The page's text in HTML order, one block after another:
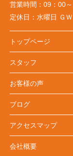
営業時間： 09：00
定休日： 水曜日 Ｇ
トップページ
スタッフ
お客様の声
ブログ
アクセスマップ
会社概要